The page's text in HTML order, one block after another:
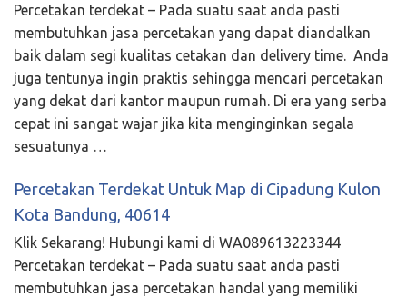
Percetakan terdekat – Pada suatu saat anda pasti
membutuhkan jasa percetakan yang dapat diandalkan
baik dalam segi kualitas cetakan dan delivery time. Anda
juga tentunya ingin praktis sehingga mencari percetakan
yang dekat dari kantor maupun rumah. Di era yang serba
cepat ini sangat wajar jika kita menginginkan segala
sesuatunya …
Percetakan Terdekat Untuk Map di Cipadung Kulon
Kota Bandung, 40614
Klik Sekarang! Hubungi kami di WA089613223344
Percetakan terdekat – Pada suatu saat anda pasti
membutuhkan jasa percetakan handal yang memiliki